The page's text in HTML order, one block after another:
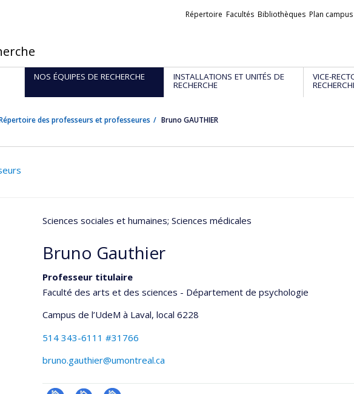
Liens
Répertoire Facultés Bibliothèques Plan campus
NOS ÉQUIPES DE RECHERCHE INSTALLATIONS ET UNITÉS DE
RECHERCHE
VICE-
des professeurs et professeures Bruno GAUTHIER
Sciences sociales et humaines; Sciences médicales
Bruno Gauthier
Professeur titulaire
Faculté des arts et des sciences - Département de psychologie
Campus de l’UdeM à Laval, local 6228
514 343-6111 #31766
bruno.gauthier@umontreal.ca